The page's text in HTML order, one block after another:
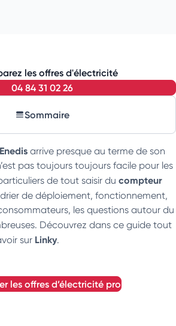
Facebook
sur X
les offres d'électricité
04 84 31 02 26
Sommaire
arrive presque au terme de son
pas toujours toujours facile pour les
de tout saisir du compteur
de déploiement, fonctionnement,
les questions autour du
Découvrez dans ce guide tout
sur Linky.
les offres d’électricité pro